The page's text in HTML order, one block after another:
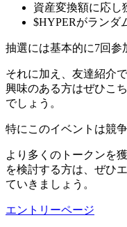
資産変換額に応し
$HYPERがランダ
抽選には基本的に7回参
それに加え、友達紹介
興味のある方はぜひこ
でしょう。
特にこのイベントは競争
より多くのトークンを
を検討する方は、ぜひ
ていきましょう。
エントリーページ